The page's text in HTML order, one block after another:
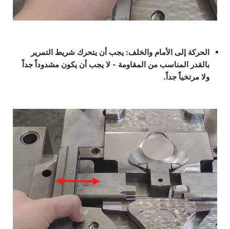
الحركة إلى الأمام والخلف: يجب أن يتحرك شريط التمرير
بالقدر المناسب من المقاومة - لا يجب أن يكون مشدوداً جداً
ولا مرتخياً جداً.